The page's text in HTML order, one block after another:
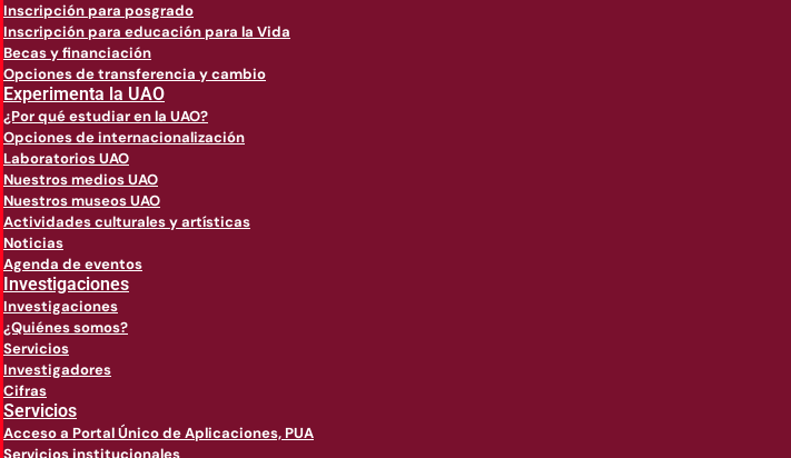
Inscripción para posgrado
Inscripción para educación para la Vida
Becas y financiación
Opciones de transferencia y cambio
Experimenta la UAO
¿Por qué estudiar en la UAO?
Opciones de internacionalización
Laboratorios UAO
Nuestros medios UAO
Nuestros museos UAO
Actividades culturales y artísticas
Noticias
Agenda de eventos
Investigaciones
Investigaciones
¿Quiénes somos?
Servicios
Investigadores
Cifras
Servicios
Acceso a Portal Único de Aplicaciones, PUA
Servicios institucionales